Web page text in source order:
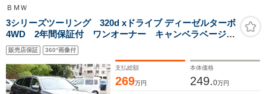
ＢＭＷ
3シリーズツーリング 320d xドライブ ディーゼルターボ
4WD 2年間保証付 ワンオーナー キャンベラベージュ
シート 前席シートヒーター フルセグTV 純正HDDナ
ビ ランバーサポート パワーバックドア ワイヤレス
充電 360度カメラ PDC LEDヘッドライト
販売店保証 360°画像付
支払総額
269万円
本体価格
249.0万円